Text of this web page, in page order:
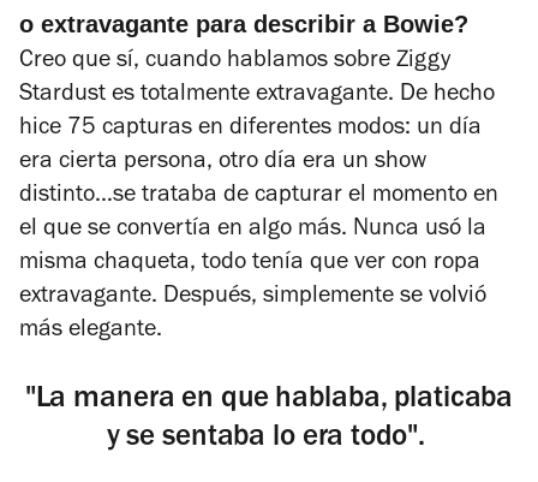
o extravagante para describir a Bowie?
Creo que sí, cuando hablamos sobre Ziggy
Stardust es totalmente extravagante. De hecho
hice 75 capturas en diferentes modos: un día
era cierta persona, otro día era un show
distinto…se trataba de capturar el momento en
el que se convertía en algo más. Nunca usó la
misma chaqueta, todo tenía que ver con ropa
extravagante. Después, simplemente se volvió
más elegante.
"La manera en que hablaba, platicaba
y se sentaba lo era todo".